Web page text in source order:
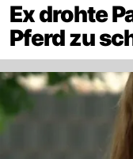
Ex drohte
Pferd zu